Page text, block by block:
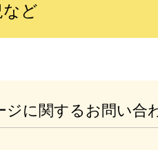
など
ジに関するお問い合